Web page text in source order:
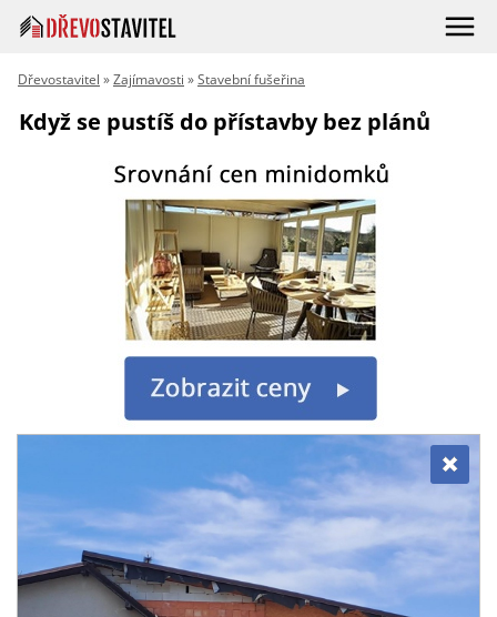
Dřevostavitel »Zajímavosti »Stavební fušeřina
Když se pustíš do přístavby bez plánů